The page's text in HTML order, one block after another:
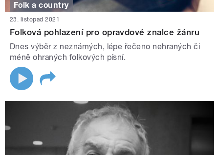
Folk a country
23. listopad 2021
Folková pohlazení pro opravdové znalce žánru
Dnes výběr z neznámých, lépe řečeno nehraných či
méně ohraných folkových písní.